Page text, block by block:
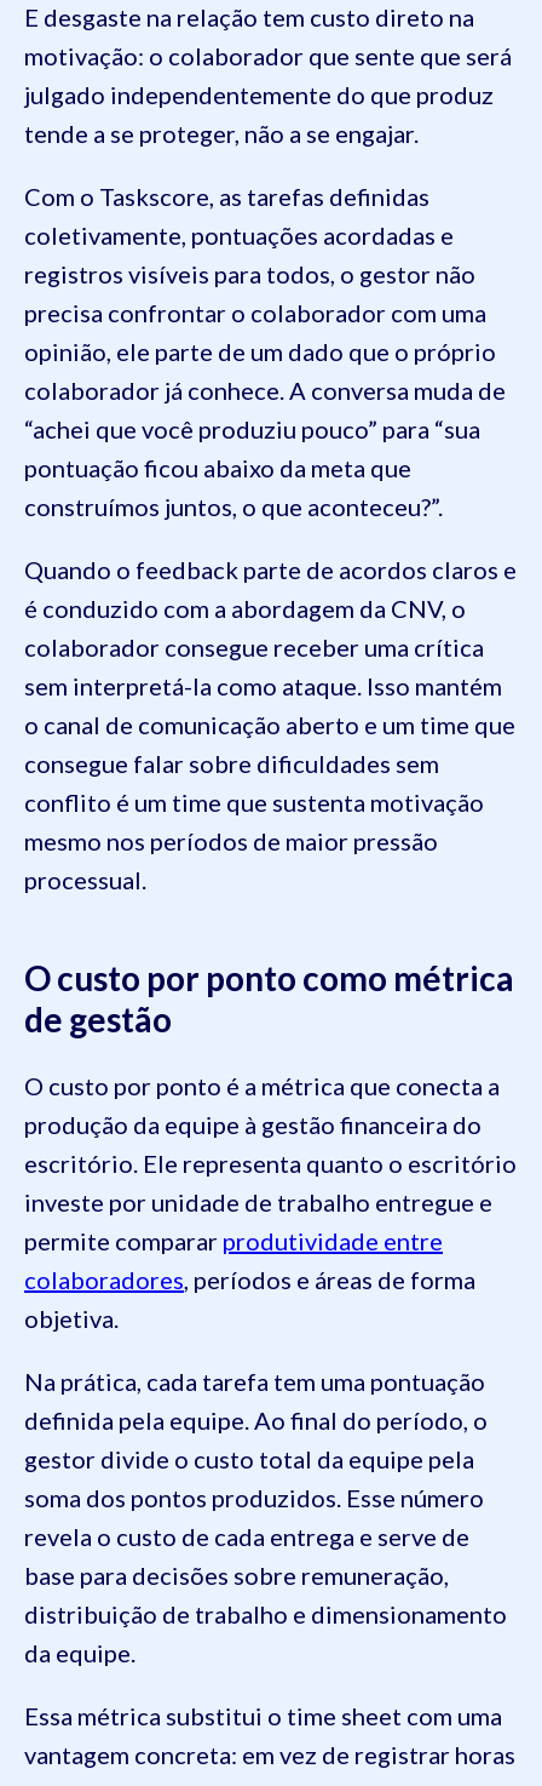
E desgaste na relação tem custo direto na
motivação: o colaborador que sente que será
julgado independentemente do que produz
tende a se proteger, não a se engajar.
Com o Taskscore, as tarefas definidas
coletivamente, pontuações acordadas e
registros visíveis para todos, o gestor não
precisa confrontar o colaborador com uma
opinião, ele parte de um dado que o próprio
colaborador já conhece. A conversa muda de
“achei que você produziu pouco” para “sua
pontuação ficou abaixo da meta que
construímos juntos, o que aconteceu?”.
Quando o feedback parte de acordos claros e
é conduzido com a abordagem da CNV, o
colaborador consegue receber uma crítica
sem interpretá-la como ataque. Isso mantém
o canal de comunicação aberto e um time que
consegue falar sobre dificuldades sem
conflito é um time que sustenta motivação
mesmo nos períodos de maior pressão
processual.
O custo por ponto como métrica
de gestão
O custo por ponto é a métrica que conecta a
produção da equipe à gestão financeira do
escritório. Ele representa quanto o escritório
investe por unidade de trabalho entregue e
permite comparar produtividade entre
colaboradores , períodos e áreas de forma
objetiva.
Na prática, cada tarefa tem uma pontuação
definida pela equipe. Ao final do período, o
gestor divide o custo total da equipe pela
soma dos pontos produzidos. Esse número
revela o custo de cada entrega e serve de
base para decisões sobre remuneração,
distribuição de trabalho e dimensionamento
da equipe.
Essa métrica substitui o time sheet com uma
vantagem concreta: em vez de registrar horas